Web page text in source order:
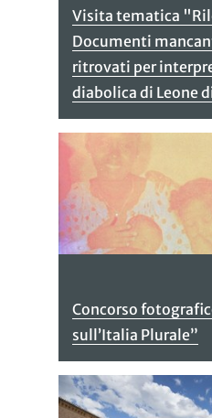
Visita tematica
Documenti
ritrovati per
diabolica di Leone
Concorso
sull’Italia Plurale”